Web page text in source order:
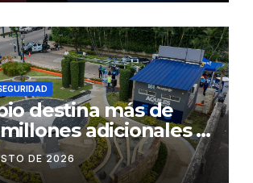
destina más de
millones adicionales a
EP para fortalecer la
ciudadana
DE 2026